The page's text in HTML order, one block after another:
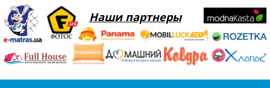
Наши партнеры